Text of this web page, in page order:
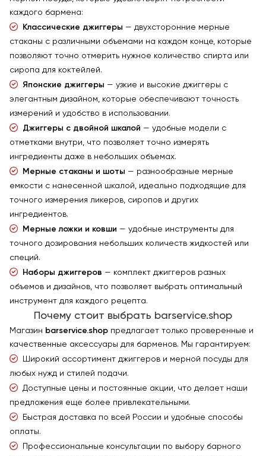
каждого бармена:
Классические джиггеры — двухсторонние мерные
стаканы с различными объемами на каждом конце, которые
позволяют точно отмерить нужное количество спирта или
сиропа для коктейлей.
Японские джиггеры — узкие и высокие джиггеры с
элегантным дизайном, которые обеспечивают точность
измерений и удобство в использовании.
Джиггеры с двойной шкалой — удобные модели с
отметками внутри, что позволяет точно измерять
ингредиенты даже в небольших объемах.
Мерные стаканы и шоты — разнообразные мерные
емкости с нанесенной шкалой, идеально подходящие для
точного измерения ликеров, сиропов и других
ингредиентов.
Мерные ложки и ковши — удобные инструменты для
точного дозирования небольших количеств жидкостей или
специй.
Наборы джиггеров — комплект джиггеров разных
объемов и дизайнов, что позволяет выбрать оптимальный
инструмент для каждого рецепта.
Почему стоит выбрать barservice.shop
Магазин barservice.shop предлагает только проверенные и
качественные аксессуары для барменов. Мы гарантируем:
Широкий ассортимент джиггеров и мерной посуды для
любых нужд и стилей подачи.
Доступные цены и постоянные акции, что делает наши
предложения еще более привлекательными.
Быстрая доставка по всей России и удобные способы
оплаты.
Профессиональные консультации по выбору барного